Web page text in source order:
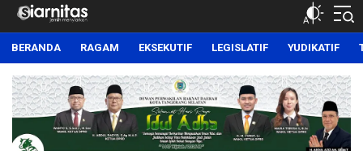
siarnitas
Jernih Menyiarkan
BERANDA RAGAM EKSEKUTIF LEGISLATIF YUDIKATIF